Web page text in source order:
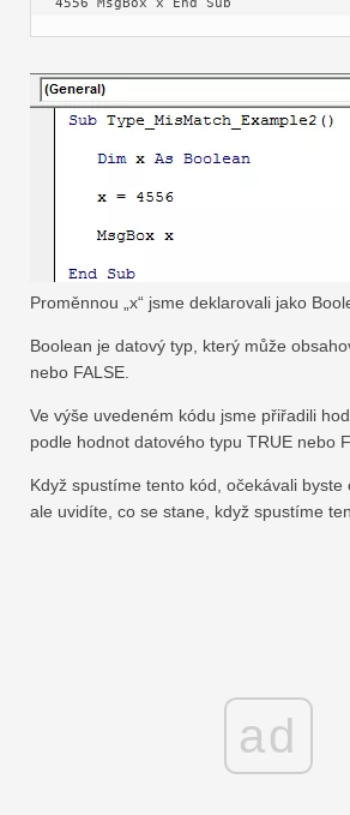
Proměnnou „x“ jsme deklarovali jako
Boolean je datový typ, který může
nebo FALSE.
Ve výše uvedeném kódu jsme přiřadili
podle hodnot datového typu TRUE nebo
Když spustíme tento kód, očekávali byste
ale uvidíte, co se stane, když spustíme
ad